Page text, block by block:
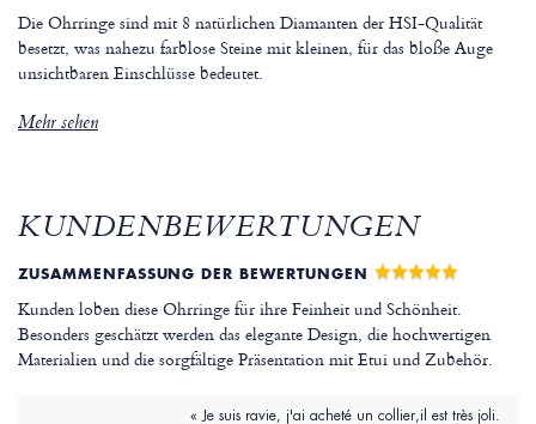
Die Ohrringe sind mit 8 natürlichen Diamanten der HSI-Qualität
besetzt, was nahezu farblose Steine mit kleinen, für das bloße Auge
unsichtbaren Einschlüsse bedeutet.
Mehr sehen
KUNDENBEWERTUNGEN
ZUSAMMENFASSUNG DER BEWERTUNGEN
Kunden loben diese Ohrringe für ihre Feinheit und Schönheit.
Besonders geschätzt werden das elegante Design, die hochwertigen
Materialien und die sorgfältige Präsentation mit Etui und Zubehör.
« Je suis ravie, j'ai acheté un collier,il est très joli.